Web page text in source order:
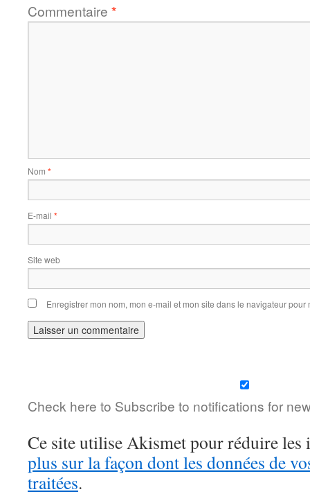
Commentaire *
Nom *
E-mail *
Site web
Enregistrer mon nom, mon e-mail et mon site dans le navigateur
Check here to Subscribe to notifications for
Ce site utilise Akismet pour réduire les
plus sur la façon dont les données de
traitées.